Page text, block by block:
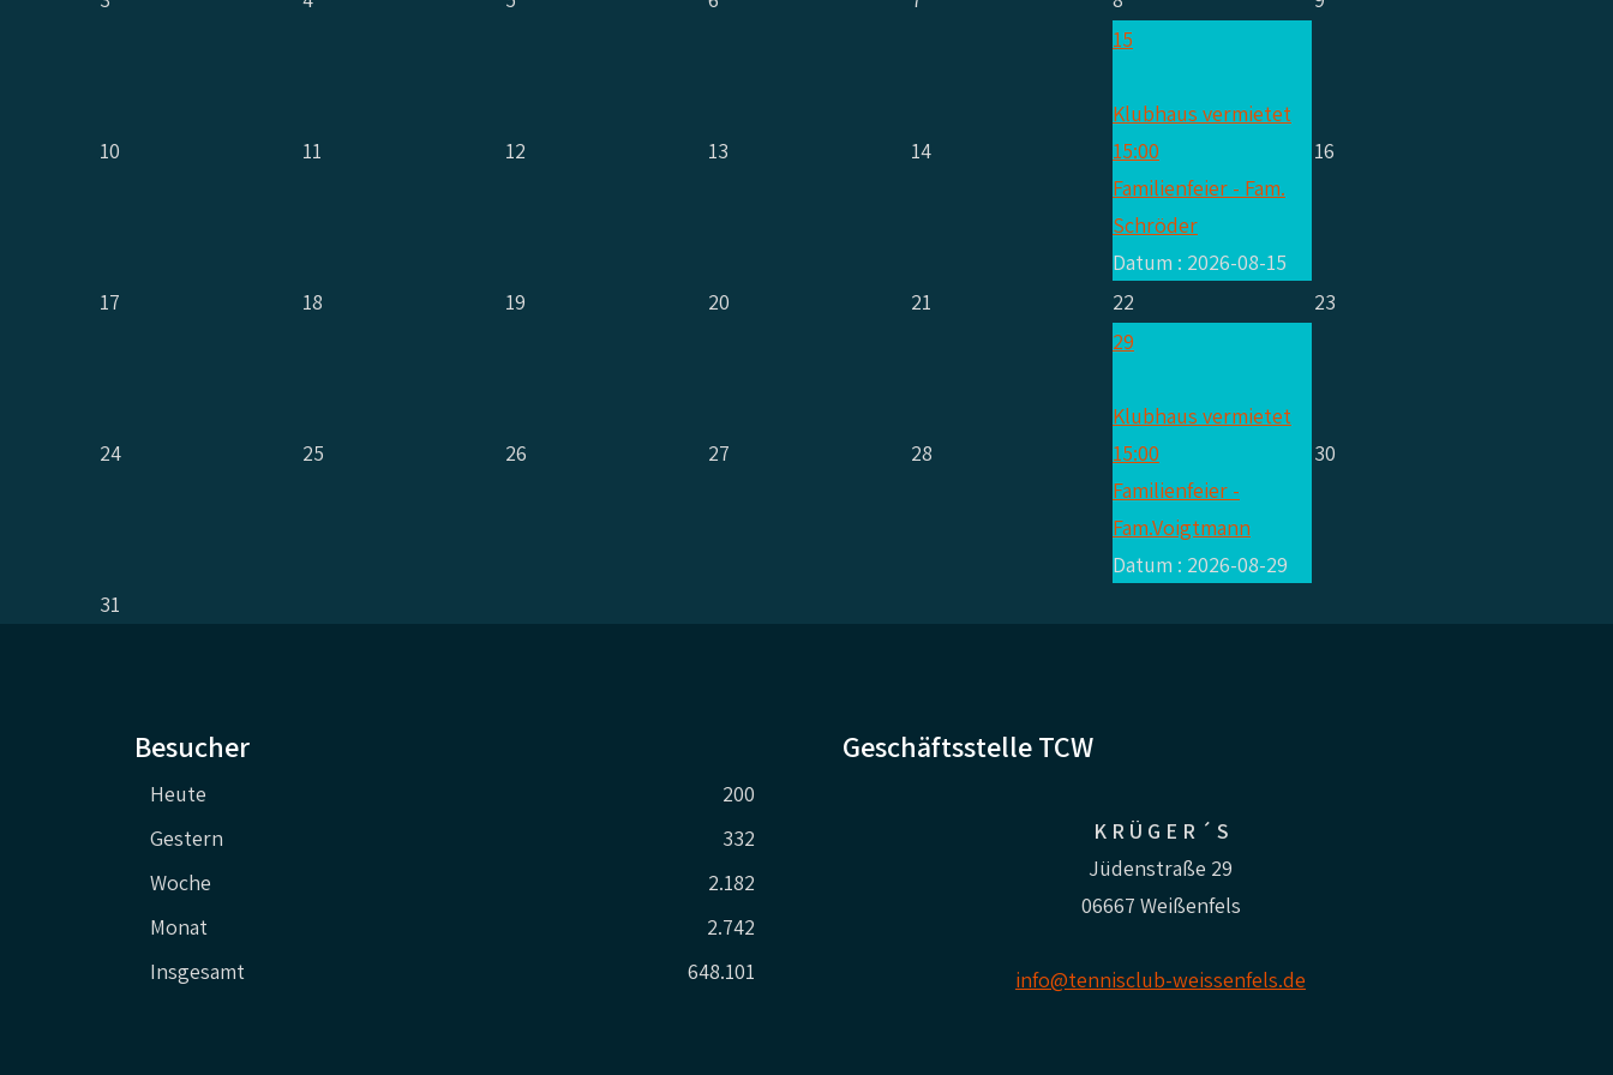
10 11 12 13 14
15
Klubhaus vermietet
15:00
Familienfeier - Fam.
Schröder
Datum : 2026-08-15
16
17 18 19 20 21 22 23
24 25 26 27 28
29
Klubhaus vermietet
15:00
Familienfeier -
Fam.Voigtmann
Datum : 2026-08-29
30
31
Besucher
Heute
200
Gestern
332
Woche
2.182
Monat
2.742
Insgesamt
648.101
Geschäftsstelle TCW
K R Ü G E R ´ S
Jüdenstraße 29
06667 Weißenfels
info@tennisclub-weissenfels.de